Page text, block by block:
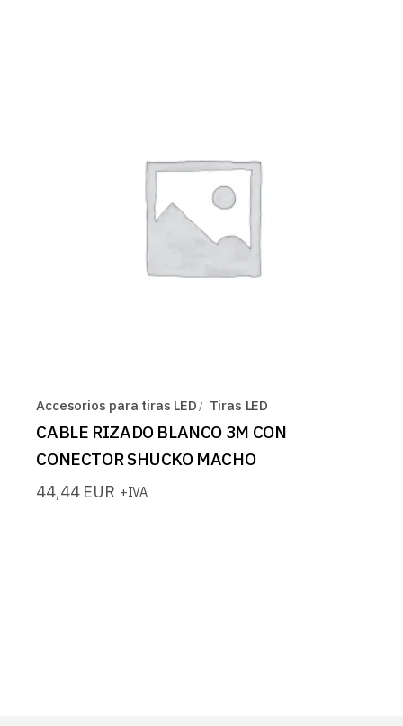
Accesorios para tiras LED Tiras LED
CABLE RIZADO BLANCO 3M CON
CONECTOR SHUCKO MACHO
44,44 EUR +IVA